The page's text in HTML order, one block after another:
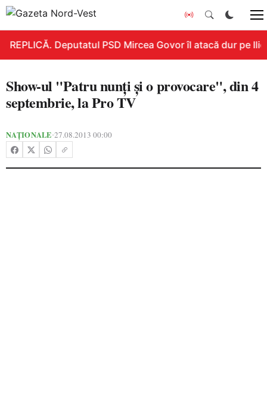
REPLICĂ. Deputatul PSD Mircea Govor îl atacă dur pe
Show-ul "Patru nunţi şi o provocare", din 4
septembrie, la Pro TV
NAȚIONALE•27.08.2013 00:00